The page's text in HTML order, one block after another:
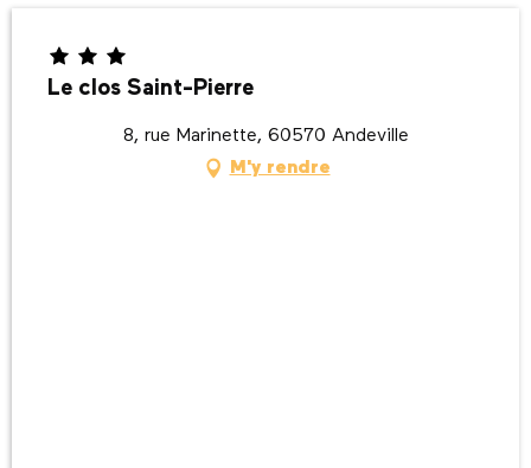
Le clos Saint-Pierre
8, rue Marinette, 60570 Andeville
M'y rendre